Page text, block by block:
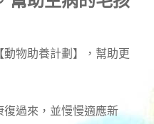
物助養計劃】，幫助更
復過來，並慢慢適應新